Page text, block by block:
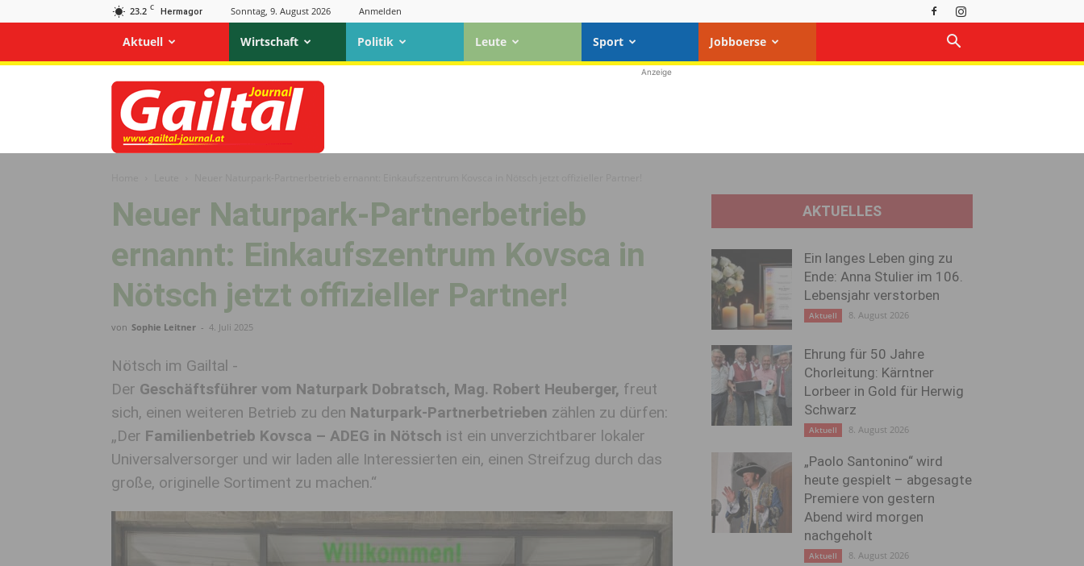
23.2 C Hermagor Sonntag, 9. August 2026 Anmelden
Aktuell Wirtschaft Politik Leute Sport Jobboerse
Gailtal
Journal
Anzeige
Neuer Naturpark-Partnerbetrieb
ernannt: Einkaufszentrum Kovsca in
Nötsch jetzt offizieller Partner!
von Sophie Leitner - 4. Juli 2025
Nötsch im Gailtal -
Der Geschäftsführer vom Naturpark Dobratsch, Mag. Robert Heuberger, freut
sich, einen weiteren Betrieb zu den Naturpark-Partnerbetrieben zählen zu dürfen:
„Der Familienbetrieb Kovsca – ADEG in Nötsch ist ein unverzichtbarer lokaler
Universalversorger und wir laden alle Interessierten ein, einen Streifzug durch das
große, originelle Sortiment zu machen.“
AKTUELLES
Ein langes Leben ging zu
Ende: Anna Stulier im 106.
Lebensjahr verstorben
Aktuell 8. August 2026
Ehrung für 50 Jahre
Chorleitung: Kärntner
Lorbeer in Gold für Herwig
Schwarz
Aktuell 8. August 2026
„Paolo Santonino“ wird
heute gespielt – abgesagte
Premiere von gestern
Abend wird morgen
nachgeholt
Aktuell 8. August 2026